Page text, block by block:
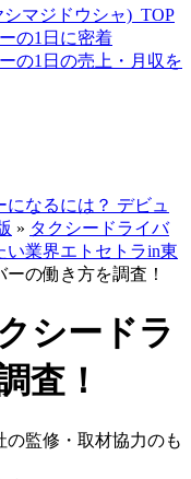
マジドウシャ)_TOP
の1日に密着
の1日の売上・月収を
なるには？ デビュ
» タクシードライバ
い業界エトセトラin東
の働き方を調査！
シードラ
査！
の監修・取材協力のも